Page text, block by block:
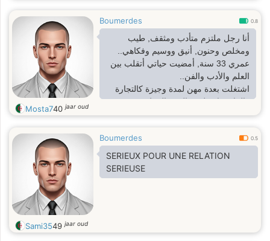
Boumerdes 0.8
أنا رجل ملتزم متأدب ومثقف, طيب
ومخلص وحنون, أنيق ووسيم وفكاهي..
عمري 33 سنة, أمضيت حياتي أتقلب بين
العلم والأدب والفن..
اشتغلت بعدة مهن لمدة وجيزة كالتجارة
والبناء مثلا, ولم يحالفني الحظ بعد في
تأمين دخل مادي مستقر, لا أملك سكنا ولا
Mosta740jaar oud
Boumerdes 0.5
SERIEUX POUR UNE RELATION
SERIEUSE
Sami3549jaar oud